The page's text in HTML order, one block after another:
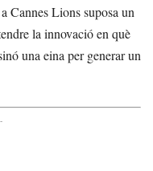
Cannes Lions suposa un
la innovació en què
una eina per generar un